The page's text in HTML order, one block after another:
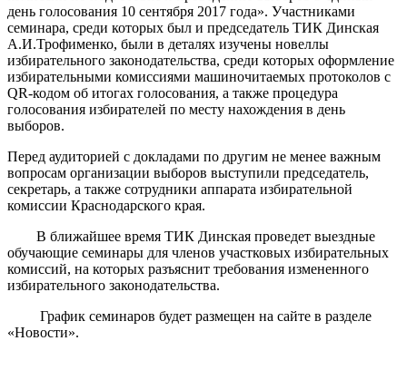
день голосования 10 сентября 2017 года». Участниками
семинара, среди которых был и председатель ТИК Динская
А.И.Трофименко, были в деталях изучены новеллы
избирательного законодательства, среди которых оформление
избирательными комиссиями машиночитаемых протоколов с
QR-кодом об итогах голосования, а также процедура
голосования избирателей по месту нахождения в день
выборов.
Перед аудиторией с докладами по другим не менее важным
вопросам организации выборов выступили председатель,
секретарь, а также сотрудники аппарата избирательной
комиссии Краснодарского края.
В ближайшее время ТИК Динская проведет выездные
обучающие семинары для членов участковых избирательных
комиссий, на которых разъяснит требования измененного
избирательного законодательства.
График семинаров будет размещен на сайте в разделе
«Новости».